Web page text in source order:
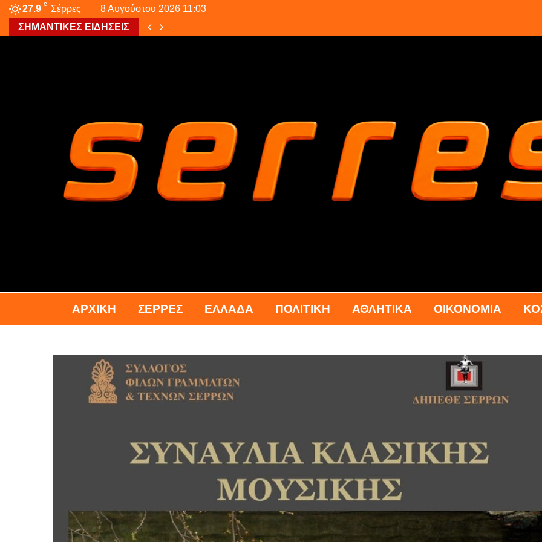
27.9 C Σέρρες
8 Αυγούστου 2026 11:03
ΣΗΜΑΝΤΙΚΕΣ ΕΙΔΗΣΕΙΣ
ΑΡΧΙΚΉ ΣΕΡΡΕΣ ΕΛΛΑΔΑ ΠΟΛΙΤΙΚΗ ΑΘΛΗΤΙΚΑ ΟΙΚΟΝΟΜΙΑ